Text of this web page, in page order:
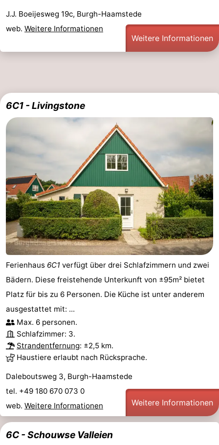
J.J. Boeijesweg 19c, Burgh-Haamstede
web. Weitere Informationen
Weitere Informationen
6C1 - Livingstone
Ferienhaus 6C1 verfügt über drei Schlafzimmern und zwei
Bädern. Diese freistehende Unterkunft von ±95m² bietet
Platz für bis zu 6 Personen. Die Küche ist unter anderem
ausgestattet mit: ...
Max. 6 personen.
Schlafzimmer: 3.
Strandentfernung: ±2,5 km.
Haustiere erlaubt nach Rücksprache.
Daleboutsweg 3, Burgh-Haamstede
tel. +49 180 670 073 0
web. Weitere Informationen Weitere Informationen
6C - Schouwse Valleien